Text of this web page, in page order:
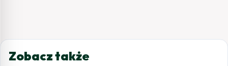
Zobacz także